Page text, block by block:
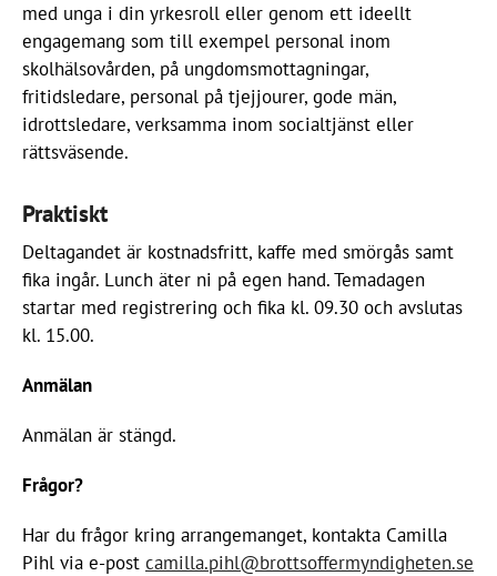
med unga i din yrkesroll eller genom ett ideellt
engagemang som till exempel personal inom
skolhälsovården, på ungdomsmottagningar,
fritidsledare, personal på tjejjourer, gode män,
idrottsledare, verksamma inom socialtjänst eller
rättsväsende.
Praktiskt
Deltagandet är kostnadsfritt, kaffe med smörgås samt
fika ingår. Lunch äter ni på egen hand. Temadagen
startar med registrering och fika kl. 09.30 och avslutas
kl. 15.00.
Anmälan
Anmälan är stängd.
Frågor?
Har du frågor kring arrangemanget, kontakta Camilla
Pihl via e-post camilla.pihl@brottsoffermyndigheten.se